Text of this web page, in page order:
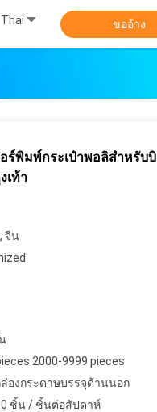
Thai ขออ้าง
อร์พิมพ์กระเป๋าพอลิสําหรับบิ
เท้า
จีน
2000-9999 pieces
ล่องกระดาษบรรจุด้านนอก
ชิ้น / ชิ้นต่อสัปดาห์